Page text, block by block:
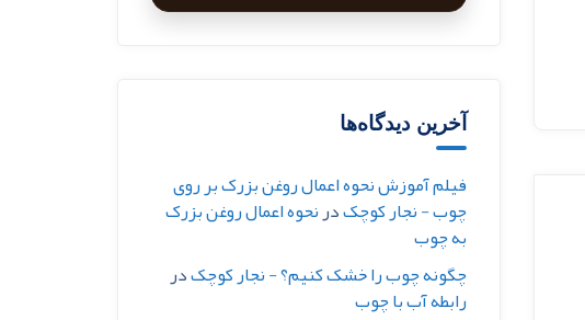
آخرین دیدگاه‌ها
فیلم آموزش نحوه اعمال روغن بزرک بر روی
چوب - نجار کوچکدرنحوه اعمال روغن بزرک
به چوب
چگونه چوب را خشک کنیم؟ - نجار کوچکدر
رابطه آب با چوب